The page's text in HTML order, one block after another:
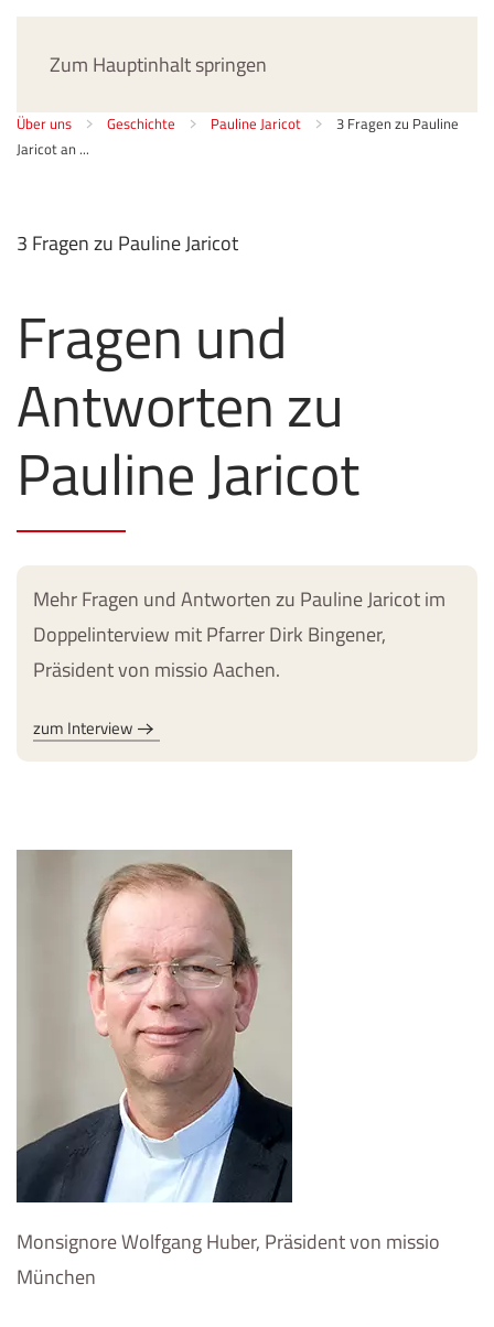
Zum Hauptinhalt springen
Über uns Geschichte Pauline Jaricot
3 Fragen zu Pauline
Jaricot an ...
3 Fragen zu Pauline Jaricot
Fragen und
Antworten zu
Pauline Jaricot
Mehr Fragen und Antworten zu Pauline Jaricot im
Doppelinterview mit Pfarrer Dirk Bingener,
Präsident von missio Aachen.
zum Interview
Monsignore Wolfgang Huber, Präsident von missio
München